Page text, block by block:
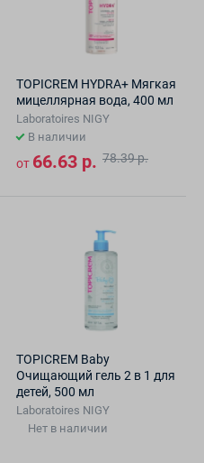
TOPICREM HYDRA+ Мягкая
мицеллярная вода, 400 мл
Laboratoires NIGY
В наличии
от 66.63 р. 78.39 р.
TOPICREM Baby
Очищающий гель 2 в 1 для
детей, 500 мл
Laboratoires NIGY
Нет в наличии